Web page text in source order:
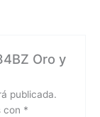
Oro y
publicada.
con *